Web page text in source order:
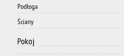
Podłoga
Ściany
Pokoj